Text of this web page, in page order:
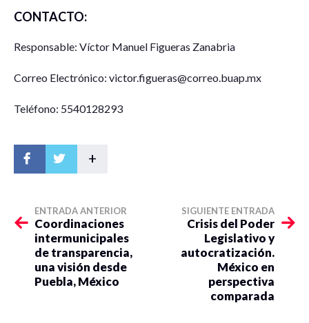
CONTACTO:
Responsable: Víctor Manuel Figueras Zanabria
Correo Electrónico: victor.figueras@correo.buap.mx
Teléfono: 5540128293
+
ENTRADA ANTERIOR
Coordinaciones
intermunicipales
de transparencia,
una visión desde
Puebla, México
SIGUIENTE ENTRADA
Crisis del Poder
Legislativo y
autocratización.
México en
perspectiva
comparada